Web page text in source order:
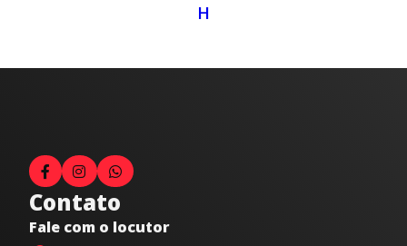
H
Contato
Fale com o locutor